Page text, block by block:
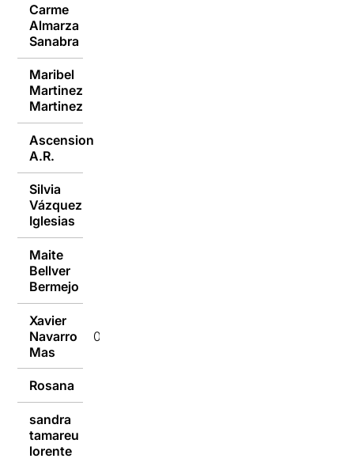
Carme
Almarza
Sanabra
Maribel
Martinez
Martinez
Ascension
A.R.
Silvia
Vázquez
Iglesias
Maite
Bellver
Bermejo
Xavier
Navarro
Mas
03/10/2019
Rosana
sandra
tamareu
lorente